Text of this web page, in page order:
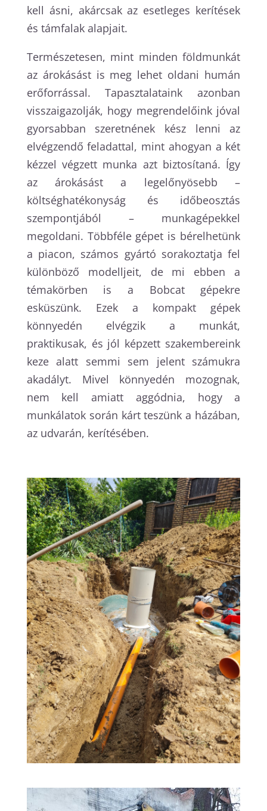
kell ásni, akárcsak az esetleges kerítések
és támfalak alapjait.
Természetesen, mint minden földmunkát
az árokásást is meg lehet oldani humán
erőforrással. Tapasztalataink azonban
visszaigazolják, hogy megrendelőink jóval
gyorsabban szeretnének kész lenni az
elvégzendő feladattal, mint ahogyan a két
kézzel végzett munka azt biztosítaná. Így
az árokásást a legelőnyösebb –
költséghatékonyság és időbeosztás
szempontjából – munkagépekkel
megoldani. Többféle gépet is bérelhetünk
a piacon, számos gyártó sorakoztatja fel
különböző modelljeit, de mi ebben a
témakörben is a Bobcat gépekre
esküszünk. Ezek a kompakt gépek
könnyedén elvégzik a munkát,
praktikusak, és jól képzett szakembereink
keze alatt semmi sem jelent számukra
akadályt. Mivel könnyedén mozognak,
nem kell amiatt aggódnia, hogy a
munkálatok során kárt teszünk a házában,
az udvarán, kerítésében.